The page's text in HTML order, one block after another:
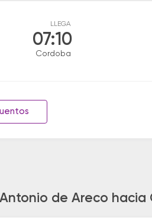
LLEGA
07:10
Cordoba
de Areco hacia